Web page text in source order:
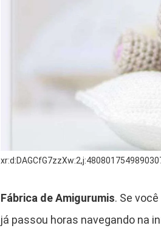
Fábrica de Amigurumis. Se
já passou horas navegando na